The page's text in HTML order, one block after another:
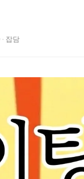
· 잡담